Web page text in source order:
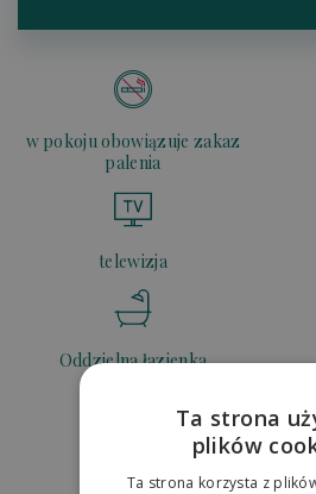
w pokoju obowiązuje zakaz
palenia
telewizja
Oddzielna łazienka
Ta strona
plików
Ta strona korzysta z